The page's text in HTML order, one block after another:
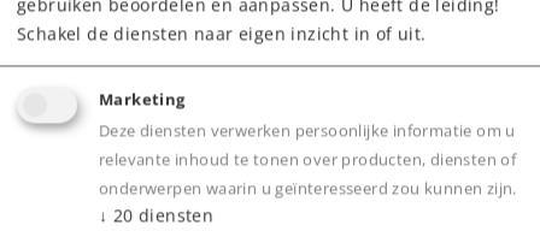
Art.-No. 81701
Startset goederentrein met
stoomlocomotief serie 89, railovaal,
rijregelaar, voeding.
169,00 €
Schakel de diensten naar eigen inzicht in of uit.
Marketing
Deze diensten verwerken persoonlijke informatie om u
relevante inhoud te tonen over producten, diensten of
onderwerpen waarin u geïnteresseerd zou kunnen zijn.
↓ 20 diensten